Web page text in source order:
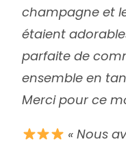
champagne et
étaient
parfaite de
ensemble en
Merci pour ce
« Nous